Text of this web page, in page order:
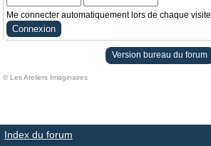
Me connecter automatiquement lors de chaque visite
Version bureau du forum
© Les Ateliers Imaginaires
Index du forum